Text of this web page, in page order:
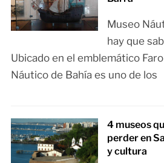
Museo
hay que
Ubicado en el emblemático
Náutico de Bahía es uno de los
4 museos
perder en
y cultura